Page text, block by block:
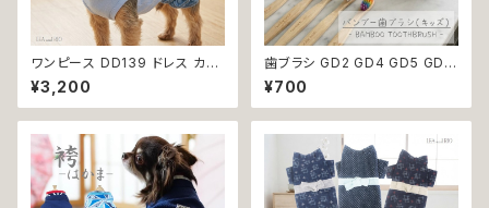
ワンピース DD139 ドレス カジ
ュアル スカート ハンドメイド パ
ピー 小型犬 犬 猫 ペット 服 犬
服 犬の服 猫服 猫の服 ドッグウ
け 返品交換不可
¥3,200
歯ブラシ GD2 GD4 GD5 GD6
GD8 ハンブー歯ブラシ THE H
UMBLE CO.キッズ 子ども バン
ブー 竹 口腔ケア 植物由来原料
¥700